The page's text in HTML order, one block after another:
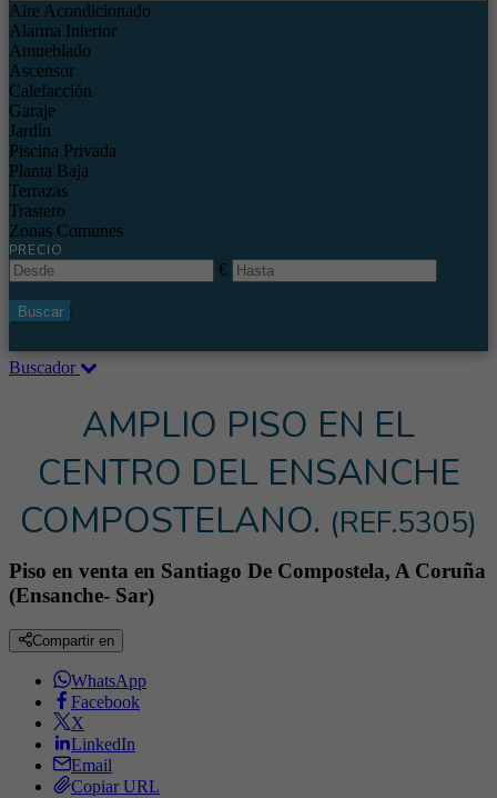
Aire Acondicionado
Alarma Interior
Amueblado
Ascensor
Calefacción
Garaje
Jardín
Piscina Privada
Planta Baja
Terrazas
Trastero
Zonas Comunes
PRECIO
€
Buscar
Buscador
AMPLIO PISO EN EL
CENTRO DEL ENSANCHE
COMPOSTELANO. (REF.5305)
Piso en venta en Santiago De Compostela, A Coruña
(Ensanche- Sar)
Compartir en
WhatsApp
Facebook
X
LinkedIn
Email
Copiar URL